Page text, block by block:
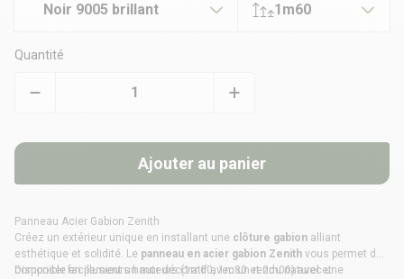
Noir 9005 brillant 1m60
Quantité
Ajouter au panier
Panneau Acier Gabion Zenith
Créez un extérieur unique en installant une clôture gabion alliant
esthétique et solidité. Le panneau en acier gabion Zenith vous permet de
composer facilement un mur décoratif avec un rendu naturel et
Disponible en plusieurs hauteurs (1m60, 1m80 et 2m00) avec une